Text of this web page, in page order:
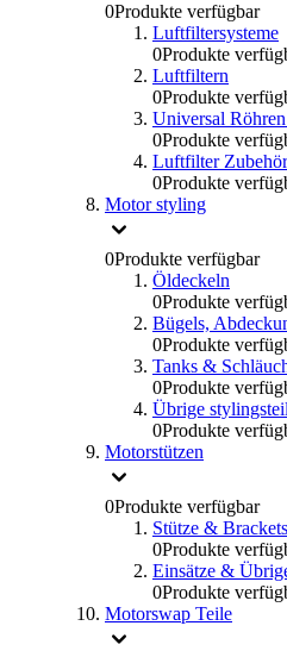
0Produkte verfügbar
Luftfiltersysteme
0Produkte
Luftfiltern
0Produkte
Universal
0Produkte
Luftfilter Zubehör
0Produkte
Motor styling
0Produkte verfügbar
Öldeckeln
0Produkte
Bügels,
0Produkte
Tanks &
0Produkte
Übrige
0Produkte
Motorstützen
0Produkte verfügbar
Stütze & Brackets
0Produkte
Einsätze &
0Produkte
Motorswap Teile